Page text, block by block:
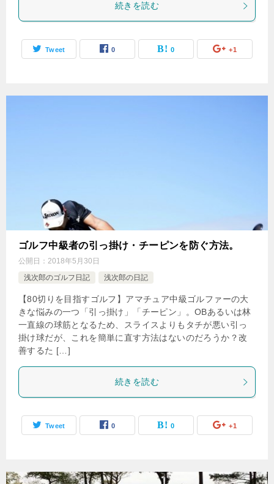
続きを読む
Tweet 0 0 +1
ゴルフ中級者の引っ掛け・チーピンを防ぐ方法。
公開日： 2018年5月30日
浅次郎のゴルフ日記
浅次郎の日記
【80切りを目指すゴルフ】アマチュア中級ゴルファーの大
きな悩みの一つ「引っ掛け」「チーピン」。OBあるいは林
一直線の球筋となるため、スライスよりもタチが悪い引っ
掛け球だが、これを簡単に直す方法はないのだろうか？改
善するた […]
続きを読む
Tweet 0 0 +1